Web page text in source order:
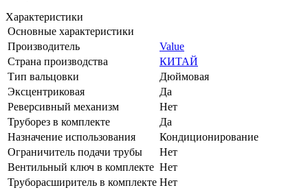
Характеристики
Основные характеристики
Производитель
Value
Страна производства
КИТАЙ
Тип вальцовки
Дюймовая
Эксцентриковая
Да
Реверсивный механизм
Нет
Труборез в комплекте
Да
Назначение использования
Кондиционирование
Ограничитель подачи трубы
Нет
Вентильный ключ в комплекте Нет
Труборасширитель в комплекте Нет